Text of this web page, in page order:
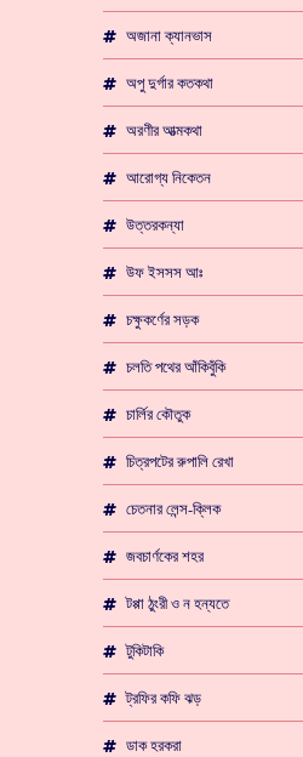
অজানা ক্যানভাস
অপু দুর্গার কতকথা
অরণীর আত্মকথা
আরোগ্য নিকেতন
উত্তরকন্যা
উফ ইসসস আঃ
চক্ষুকর্ণের সড়ক
চলতি পথের আঁকিবুঁকি
চার্লির কৌতুক
চিত্রপটের রুপালি রেখা
চেতনার লেন্স-ক্লিক
জবচার্ণকের শহর
টপ্পা ঠুংরী ও ন হন্যতে
টুকিটাকি
ট্রফির কফি ঝড়
ডাক হরকরা